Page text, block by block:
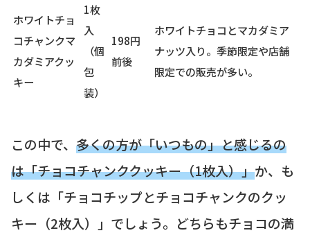
ホワイトチョ
コチャンクマ
カダミアクッ
キー
1枚
入
（個
包
装）
198円
前後
ホワイトチョコとマカダミア
ナッツ入り。季節限定や店舗
限定での販売が多い。
この中で、 多くの方が「いつもの」と感じるの
は「チョコチャンククッキー（1枚入）」か、も
しくは「チョコチップとチョコチャンクのクッ
キー（2枚入）」でしょう。どちらもチョコの満